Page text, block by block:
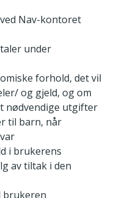
Nav-kontoret
under
forhold, det vil
og gjeld, og om
nødvendige utgifter
til barn, når
i brukerens
av tiltak i den
brukeren